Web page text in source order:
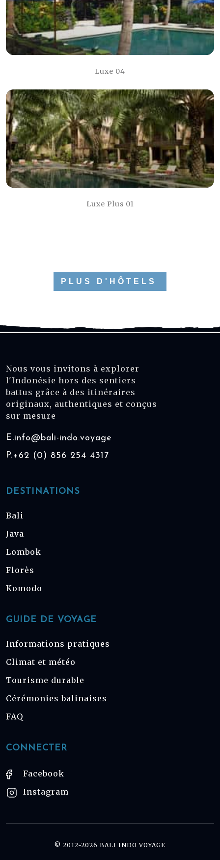
Luxe 04
Luxe Plus 01
PLUS D'HÔTELS
Nous vous invitons à explorer
l'Indonésie hors des sentiers
battus grâce à des itinéraires
originaux, authentiques et conçus
sur mesure
E.info@bali-indo.voyage
P.+62 (0) 856 254 4317
DESTINATIONS
Bali
Java
Lombok
Florès
Komodo
GUIDE DE VOYAGE
Informations pratiques
Climat et météo
Tourisme durable
Cérémonies balinaises
FAQ
CONNECTER
Facebook
Instagram
© 2012-2026 BALI INDO VOYAGE